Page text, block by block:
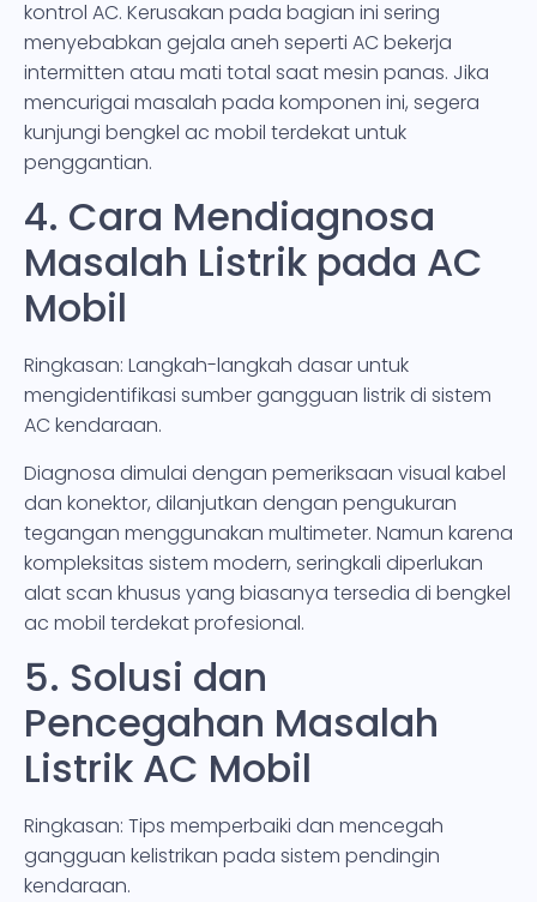
kontrol AC. Kerusakan pada bagian ini sering
menyebabkan gejala aneh seperti AC bekerja
intermitten atau mati total saat mesin panas. Jika
mencurigai masalah pada komponen ini, segera
kunjungi bengkel ac mobil terdekat untuk
penggantian.
4. Cara Mendiagnosa
Masalah Listrik pada AC
Mobil
Ringkasan: Langkah-langkah dasar untuk
mengidentifikasi sumber gangguan listrik di sistem
AC kendaraan.
Diagnosa dimulai dengan pemeriksaan visual kabel
dan konektor, dilanjutkan dengan pengukuran
tegangan menggunakan multimeter. Namun karena
kompleksitas sistem modern, seringkali diperlukan
alat scan khusus yang biasanya tersedia di bengkel
ac mobil terdekat profesional.
5. Solusi dan
Pencegahan Masalah
Listrik AC Mobil
Ringkasan: Tips memperbaiki dan mencegah
gangguan kelistrikan pada sistem pendingin
kendaraan.